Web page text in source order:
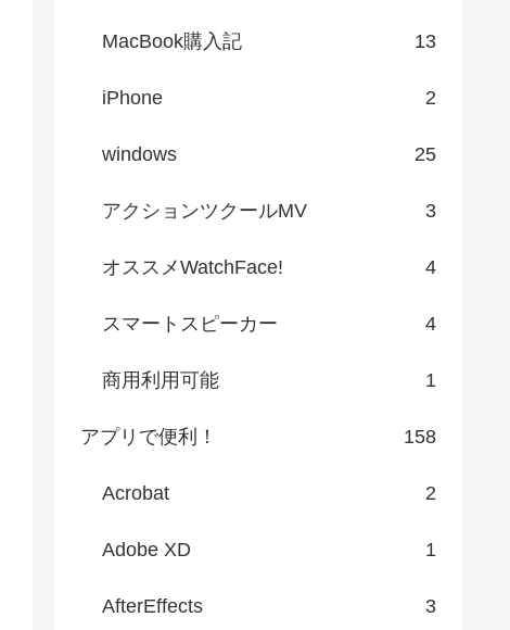
MacBook購入記 13
iPhone 2
windows 25
アクションツクールMV 3
オススメWatchFace! 4
スマートスピーカー 4
商用利用可能 1
アプリで便利！ 158
Acrobat 2
Adobe XD 1
AfterEffects 3